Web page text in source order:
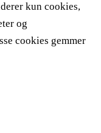
kun cookies,
og
cookies gemmer